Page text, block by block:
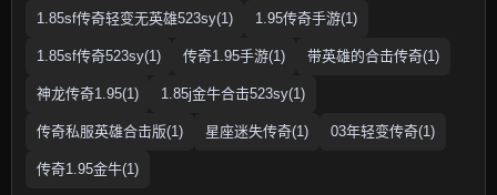
1.85sf传奇轻变无英雄523sy(1) 1.95传奇手游(1)
1.85sf传奇523sy(1) 传奇1.95手游(1) 带英雄的合击传奇(1)
神龙传奇1.95(1) 1.85j金牛合击523sy(1)
传奇私服英雄合击版(1) 星座迷失传奇(1) 03年轻变传奇(1)
传奇1.95金牛(1)